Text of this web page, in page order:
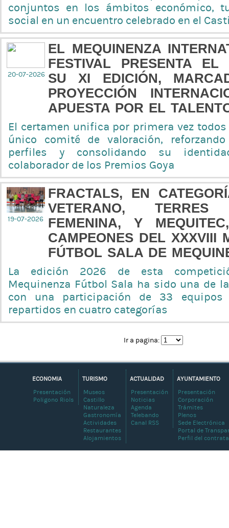
conjuntos en los ámbitos económico,
social en un encuentro celebrado en el
EL MEQUINENZA
FESTIVAL PRESENTA EL
SU XI EDICIÓN,
PROYECCIÓN
APUESTA POR EL
20-07-2026
El certamen unifica por primera vez
único comité de valoración,
perfiles y consolidando su
colaborador de los Premios Goya
FRACTALS, EN
VETERANO,
FEMENINA, Y
CAMPEONES DEL XXXVIII
FÚTBOL SALA DE
19-07-2026
La edición 2026 de esta
Mequinenza Fútbol Sala ha sido una de
con una participación de 33
repartidos en cuatro categorías
Ir a pagina:
AYUNTAMIENTO
Presentación
Corporación
Trámites
Plenos
Sede Electrónica
Portal de
Perfil del
ACTUALIDAD
Presentación
Noticias
Agenda
Telebando
Canal RSS
TURISMO
Museos
Castillo
Naturaleza
Gastronomía
Actividades
Restaurantes
Alojamientos
ECONOMIA
Presentación
Poligono Riols